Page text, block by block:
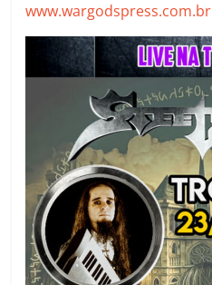
www.wargodspress.com.br